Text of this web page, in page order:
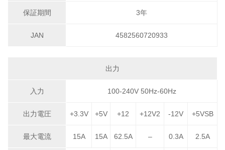
保証期間 3年
JAN 4582560720933
出力
入力 100-240V 50Hz-60Hz
出力電圧 +3.3V +5V +12 +12V2 -12V +5VSB
最大電流 15A 15A 62.5A – 0.3A 2.5A